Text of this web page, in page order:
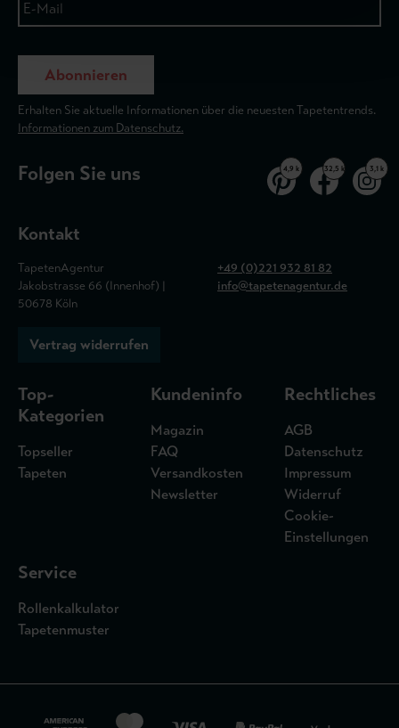
Abonnieren
Erhalten Sie aktuelle Informationen über die neuesten Tapetentrends.
Informationen zum Datenschutz.
Folgen Sie uns 4,9 k 32,5 k 3,1 k
Kontakt
TapetenAgentur
Jakobstrasse 66 (Innenhof) |
50678 Köln
+49 (0)221 932 81 82
info@tapetenagentur.de
Vertrag widerrufen
Top-
Kategorien
Topseller
Tapeten
Kundeninfo
Magazin
FAQ
Versandkosten
Newsletter
Rechtliches
AGB
Datenschutz
Impressum
Widerruf
Cookie-
Einstellungen
Service
Rollenkalkulator
Tapetenmuster